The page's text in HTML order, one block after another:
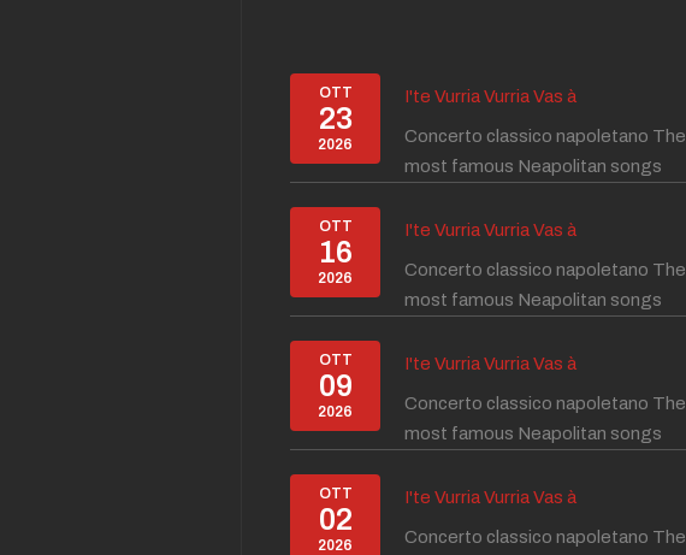
OTT
23
2026
I'te Vurria Vurria Vas à
Concerto classico napoletano The
most famous Neapolitan songs
OTT
16
2026
I'te Vurria Vurria Vas à
Concerto classico napoletano The
most famous Neapolitan songs
OTT
09
2026
I'te Vurria Vurria Vas à
Concerto classico napoletano The
most famous Neapolitan songs
OTT
02
2026
I'te Vurria Vurria Vas à
Concerto classico napoletano The